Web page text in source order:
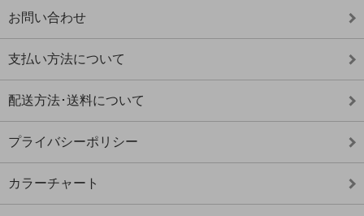
お問い合わせ
支払い方法について
配送方法･送料について
プライバシーポリシー
カラーチャート